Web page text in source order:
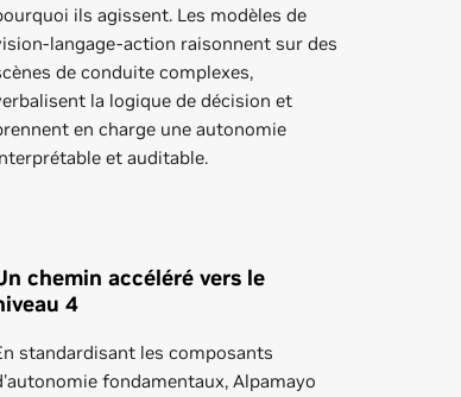
ils agissent. Les modèles de
langage-action raisonnent sur des
de conduite complexes,
la logique de décision et
en charge une autonomie
et auditable.
chemin accéléré vers le
4
standardisant les composants
fondamentaux, Alpamayo